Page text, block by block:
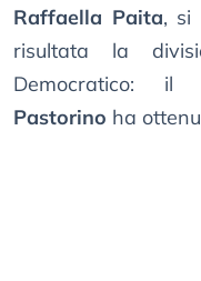
Raffaella Paita, si
risultata la
Democratico: il
Pastorino ha